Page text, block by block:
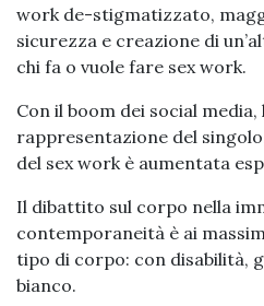
work de-stigmatizzato,
sicurezza e creazione di
chi fa o vuole fare sex work.
Con il boom dei social
rappresentazione del
del sex work è aumentata
Il dibattito sul corpo nella
contemporaneità è ai
tipo di corpo: con disabilità,
bianco.